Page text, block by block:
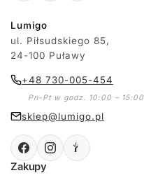
Lumigo
ul. Piłsudskiego 85,
24-100 Puławy
+48 730-005-454
Pn-Pt w godz. 10:00 – 15:00
sklep@lumigo.pl
Zakupy